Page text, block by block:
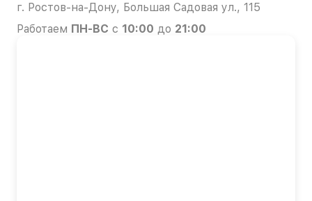
г. Ростов-на-Дону, Большая Садовая ул., 115
Работаем ПН-ВС с 10:00 до 21:00